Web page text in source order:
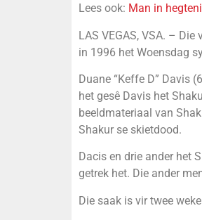
Lees ook: Man in
LAS VEGAS, VSA. –
in 1996 het Woensdag
Duane “Keffe D” Davis
het gesê Davis het
beeldmateriaal van
Shakur se skietdood.
Dacis en drie ander het
getrek het. Die ander
Die saak is vir twee